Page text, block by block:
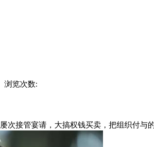
浏览次数:
管宴请，大搞权钱买卖，把组织付与